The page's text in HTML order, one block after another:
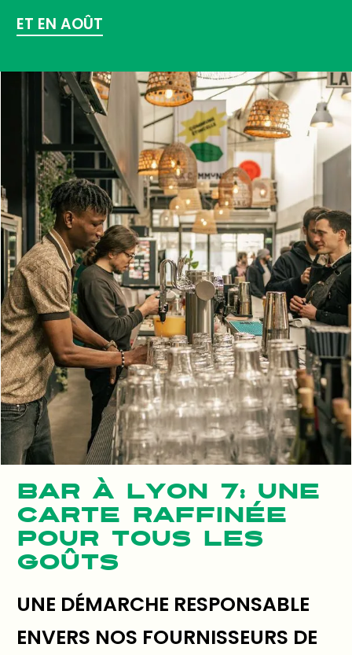
ET EN AOÛT
BAR À LYON 7: UNE
CARTE RAFFINÉE
POUR TOUS LES
GOÛTS
UNE DÉMARCHE RESPONSABLE
ENVERS NOS FOURNISSEURS DE